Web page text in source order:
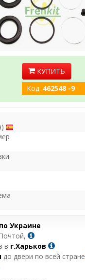
КУПИТЬ
Код: 462548 -9
Украине
в г.Харьков
до двери по всей стране